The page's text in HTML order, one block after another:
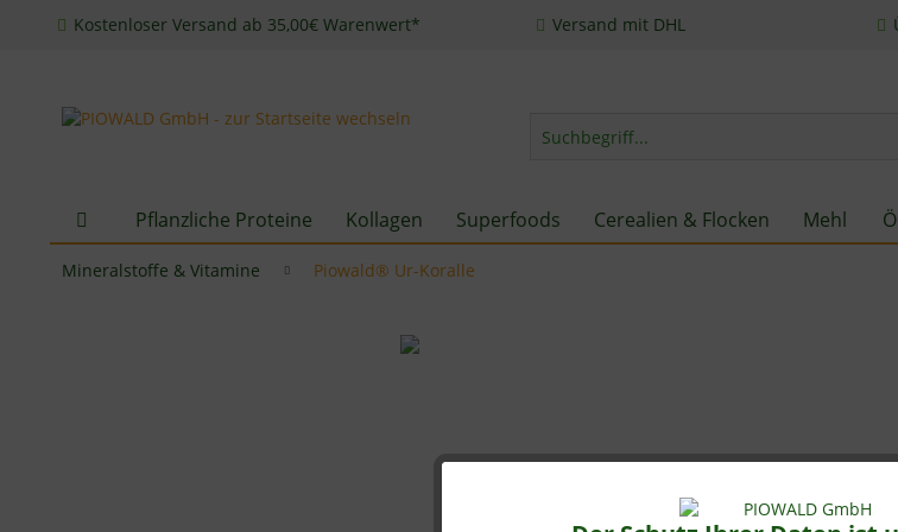
Kostenloser Versand ab 35,00€ Warenwert* Versand mit DHL
Pflanzliche Proteine Kollagen Superfoods Cerealien & Flocken Mehl
Mineralstoffe & Vitamine Piowald® Ur-Koralle